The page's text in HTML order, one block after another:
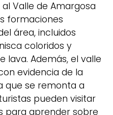
Valle de Amargosa
formaciones
área, incluidos
coloridos y
lava. Además, el valle
evidencia de la
que se remonta a
pueden visitar
para aprender sobre